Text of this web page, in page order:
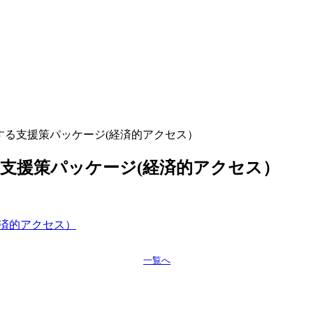
支援策パッケージ(経済的アクセス）
援策パッケージ(経済的アクセス）
的アクセス）
一覧へ